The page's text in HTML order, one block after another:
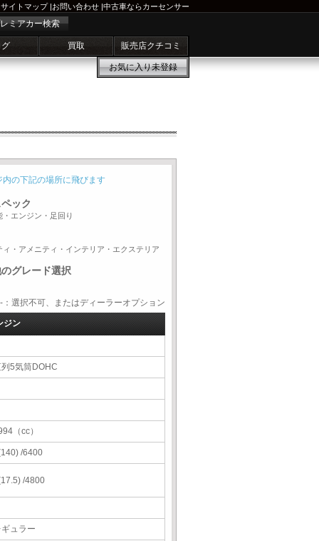
サイトマップ|お問い合わせ |中古車ならカーセンサー
ミアカー検索
買取 販売店クチコミ
お気に入り未登録
内の下記の場所に飛びます
ック
・エンジン・足回り
ィ・アメニティ・インテリア・エクステリア
グレード選択
択不可、またはディーラーオプション
ジン
5気筒DOHC
（cc）
/6400
/4800
ギュラー